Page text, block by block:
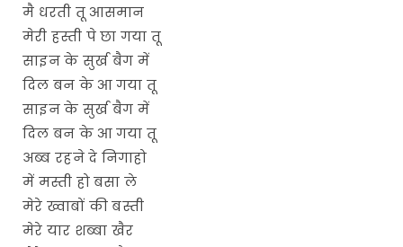
मै धरती तू आसमान
मेरी हस्ती पे छा गया तू
साइन के सुर्ख बैग में
दिल बन के आ गया तू
साइन के सुर्ख बैग में
दिल बन के आ गया तू
अब्ब रहने दे निगाहो
में मस्ती हो बसा ले
मेरे ख्वाबों की बस्ती
मेरे यार शब्बा खैर